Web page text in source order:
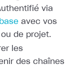
via
avec vos
de projet.
les
des chaînes